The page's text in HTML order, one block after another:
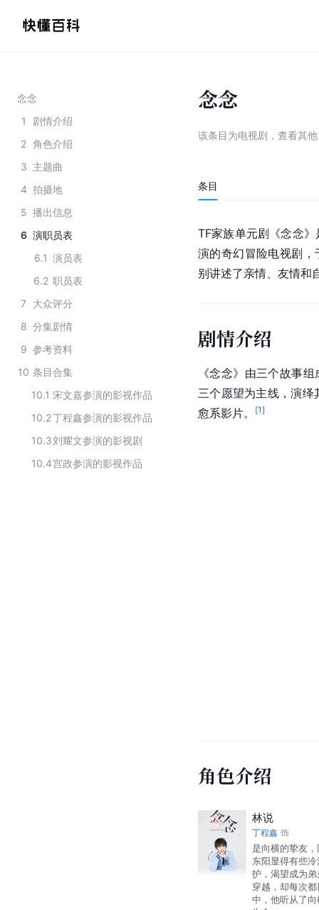
念念
1
剧情介绍
2 角色介绍
3 主题曲
4 拍摄地
5 播出信息
6 演职员表
6.1 演员表
6.2 职员表
7
大众评分
8 分集剧情
9 参考资料
10 条目合集
10.1 宋文嘉参演的影视作品
10.2丁程鑫参演的影视作品
10.3刘耀文参演的影视剧
10.4宫政参演的影视作品
念念
该条目为电视剧 ， 查看其
条目
TF家族单元剧《念念
演的奇幻冒险电视剧
别讲述了亲情、友情和
剧情介绍
《念念》由三个故事
三个愿望为主线，演
愈系影片。
[1]
角色介绍
林说
丁程鑫 饰
是向横的挚友
东阳显得有些
护，渴望成为
穿越，却每次
中，他听从了